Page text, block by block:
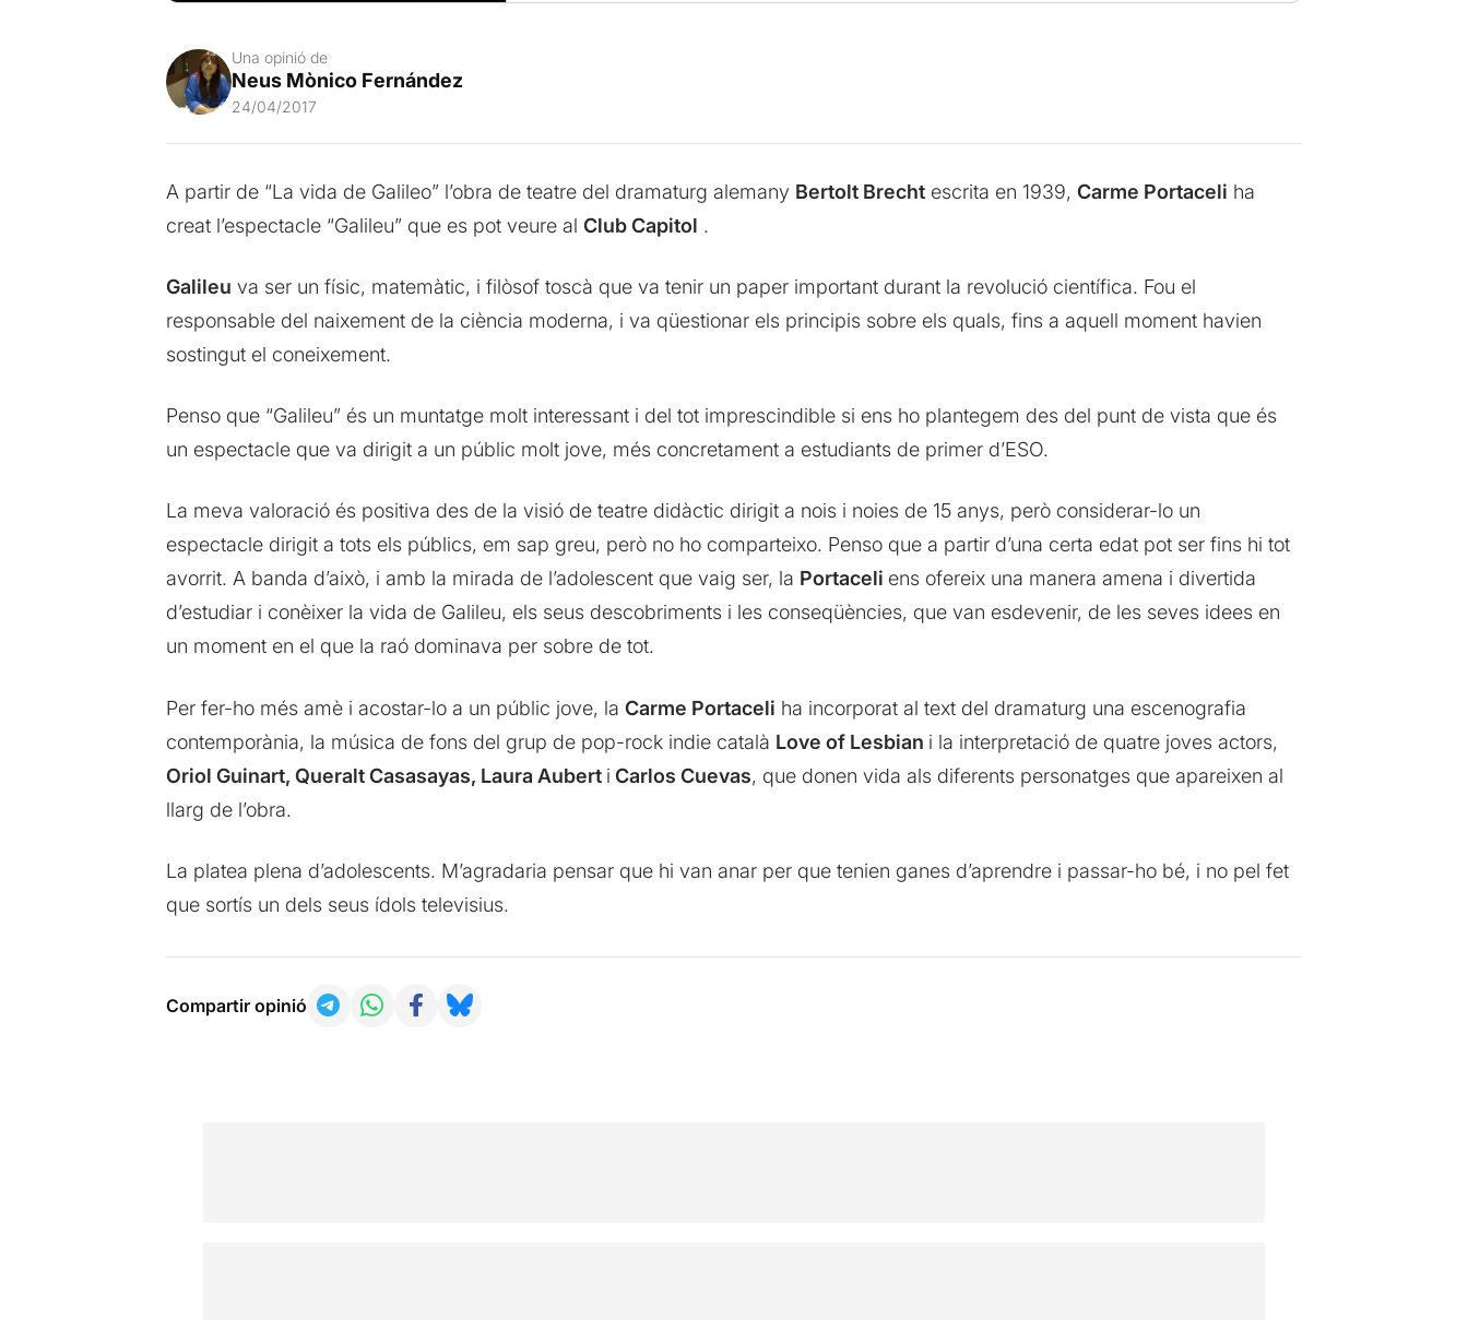
Una opinió de
Neus Mònico Fernández
24/04/2017
A partir de “La vida de Galileo” l’obra de teatre del dramaturg alemany Bertolt Brechtescrita en 1939, Carme Portaceli ha
creat l’espectacle “Galileu” que es pot veure al Club Capitol .
Galileu va ser un físic, matemàtic, i filòsof toscà que va tenir un paper important durant la revolució científica. Fou el
responsable del naixement de la ciència moderna, i va qüestionar els principis sobre els quals, fins a aquell moment havien
sostingut el coneixement.
Penso que “Galileu” és un muntatge molt interessant i del tot imprescindible si ens ho plantegem des del punt de vista que és
un espectacle que va dirigit a un públic molt jove, més concretament a estudiants de primer d’ESO.
La meva valoració és positiva des de la visió de teatre didàctic dirigit a nois i noies de 15 anys, però considerar-lo un
espectacle dirigit a tots els públics, em sap greu, però no ho comparteixo. Penso que a partir d’una certa edat pot ser fins hi tot
avorrit. A banda d’això, i amb la mirada de l’adolescent que vaig ser, la Portaceli ens ofereix una manera amena i divertida
d’estudiar i conèixer la vida de Galileu, els seus descobriments i les conseqüències, que van esdevenir, de les seves idees en
un moment en el que la raó dominava per sobre de tot.
Per fer-ho més amè i acostar-lo a un públic jove, la Carme Portaceli ha incorporat al text del dramaturg una escenografia
contemporània, la música de fons del grup de pop-rock indie català Love of Lesbian i la interpretació de quatre joves actors,
Oriol Guinart, Queralt Casasayas, Laura Aubert i Carlos Cuevas, que donen vida als diferents personatges que apareixen al
llarg de l’obra.
La platea plena d’adolescents. M’agradaria pensar que hi van anar per que tenien ganes d’aprendre i passar-ho bé, i no pel fet
que sortís un dels seus ídols televisius.
Compartir opinió